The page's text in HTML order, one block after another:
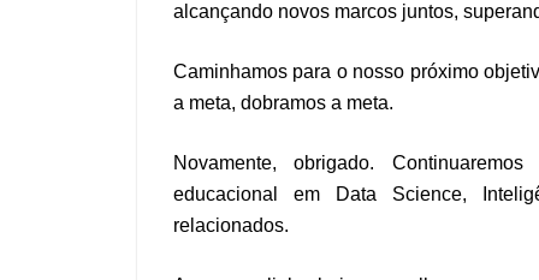
alcançando novos marcos juntos,
Caminhamos para o nosso próximo
a meta, dobramos a meta.
Novamente, obrigado.
educacional em Data Science,
relacionados.